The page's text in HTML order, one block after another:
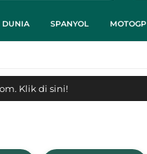
DUNIA SPANYOL MOTOGP
Klik di sini!